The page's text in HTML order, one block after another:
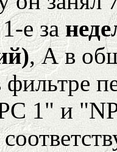
е за
, А в
фильтре
1" и